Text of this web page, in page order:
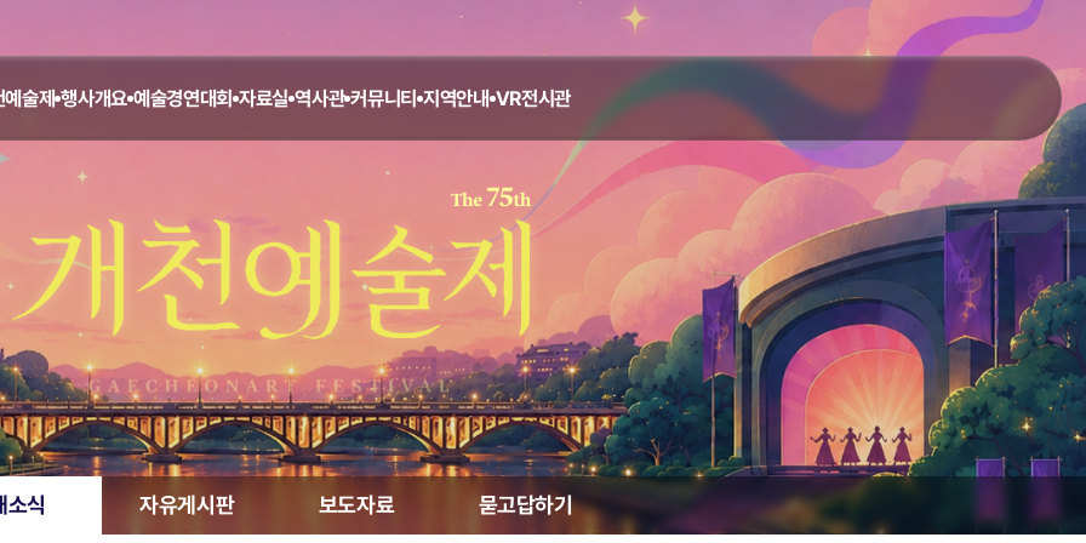
예술제 행사개요 예술경연대회 자료실 역사관 커뮤니티 지역안내 VR전시관
소식 자유게시판 보도자료 묻고답하기